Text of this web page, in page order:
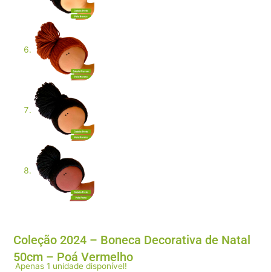
Coleção 2024 – Boneca Decorativa de Natal
50cm – Poá Vermelho
Apenas 1 unidade disponível!